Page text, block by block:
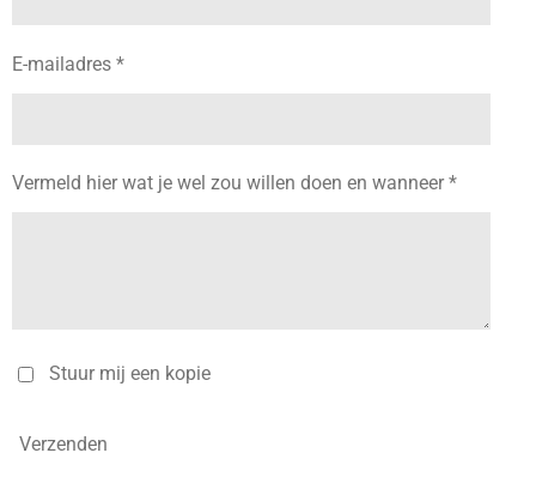
E-mailadres *
Vermeld hier wat je wel zou willen doen en wanneer *
Stuur mij een kopie
Verzenden